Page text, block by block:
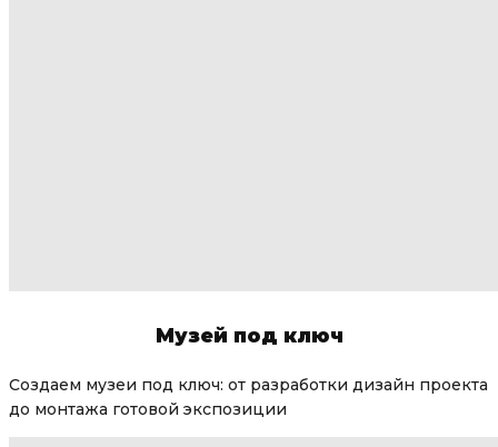
Музей под ключ
Создаем музеи под ключ: от разработки дизайн проекта
до монтажа готовой экспозиции